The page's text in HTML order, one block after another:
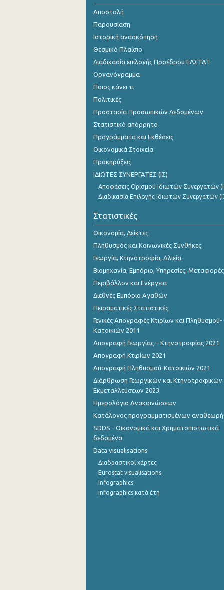
Ιουλίου 2024
Ιουνίου 2024
Μαΐου 2024
Απριλίου 2024
Μαρτίου 2024
Ιανουαρίου 2024
Νοεμβρίου 2023
Οκτωβρίου 2023
Σεπτεμβρίου 2023
Αυγούστου 2023
Ιουλίου 2023
Ιουνίου 2023
Μαΐου 2023
Απριλίου 2023
Μαρτίου 2023
Φεβρουαρίου 2023
Ιανουαρίου 2023
Δεκεμβρίου 2022
Νοεμβρίου 2022
Οκτωβρίου 2022
Σεπτεμβρίου 2022
Αυγούστου 2022
Ιουλίου 2022
Ιουνίου 2022
Μαΐου 2022
Απριλίου 2022
Αποστολή
Παρουσίαση
Ιστορική ανασκόπηση
Θεσμικό Πλαίσιο
Διαδικασία επιλογής Προέδρου ΕΛΣΤΑΤ
Οργανόγραμμα
Ποιος κάνει τι
Πολιτικές
Προστασία Προσωπικών Δεδομένων
Στατιστικό απόρρητο
Προγράμματα και Εκθέσεις
Οικονομικά Στοιχεία
Προκηρύξεις
ΙΔΙΩΤΕΣ ΣΥΝΕΡΓΑΤΕΣ (ΙΣ)
Αποφάσεις Ορισμού Ιδιωτών Συνεργατών
Διαδικασία Επιλογής Ιδιωτών Συνεργατών
Στατιστικές
Οικονομία, Δείκτες
Πληθυσμός και Κοινωνικές Συνθήκες
Γεωργία, Κτηνοτροφία, Αλιεία
Βιομηχανία, Εμπόριο, Υπηρεσίες, Μεταφορές
Περιβάλλον και Ενέργεια
Διεθνές Εμπόριο Αγαθών
Πειραματικές Στατιστικές
Γενικές Απογραφές Κτιρίων και Πληθυσμού-
Κατοικιών 2011
Απογραφή Γεωργίας – Κτηνοτροφίας 2021
Απογραφή Κτιρίων 2021
Απογραφή Πληθυσμού-Κατοικιών 2021
Διάρθρωση Γεωργικών και Κτηνοτροφικών
Εκμεταλλεύσεων 2023
Ημερολόγιο Ανακοινώσεων
Κατάλογος προγραμματισμένων
SDDS - Οικονομικά και Χρηματοπιστωτικά
δεδομένα
Data visualisations
Διαδραστικοί χάρτες
Eurostat visualisations
Infographics
infographics κατά έτη